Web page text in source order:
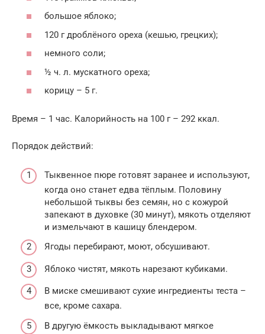
большое яблоко;
120 г дроблёного ореха (кешью, грецких);
немного соли;
½ ч. л. мускатного ореха;
корицу – 5 г.
Время – 1 час. Калорийность на 100 г – 292 ккал.
Порядок действий:
Тыквенное пюре готовят заранее и используют,
когда оно станет едва тёплым. Половину
небольшой тыквы без семян, но с кожурой
запекают в духовке (30 минут), мякоть отделяют
и измельчают в кашицу блендером.
Ягоды перебирают, моют, обсушивают.
Яблоко чистят, мякоть нарезают кубиками.
В миске смешивают сухие ингредиенты теста –
все, кроме сахара.
В другую ёмкость выкладывают мягкое